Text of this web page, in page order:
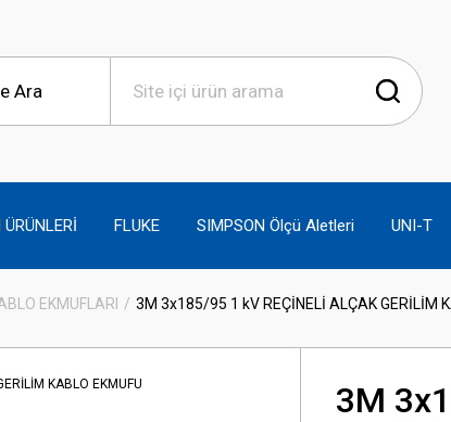
FLUKE SIMPSON Ölçü Aletleri UNI-T
EKMUFLARI 3M 3x185/95 1 kV REÇİNELİ ALÇAK GERİLİM
3M